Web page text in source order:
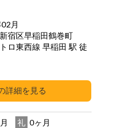
月
宿区早稲田鶴巻町
東西線 早稲田 駅 徒
礼 0ヶ月